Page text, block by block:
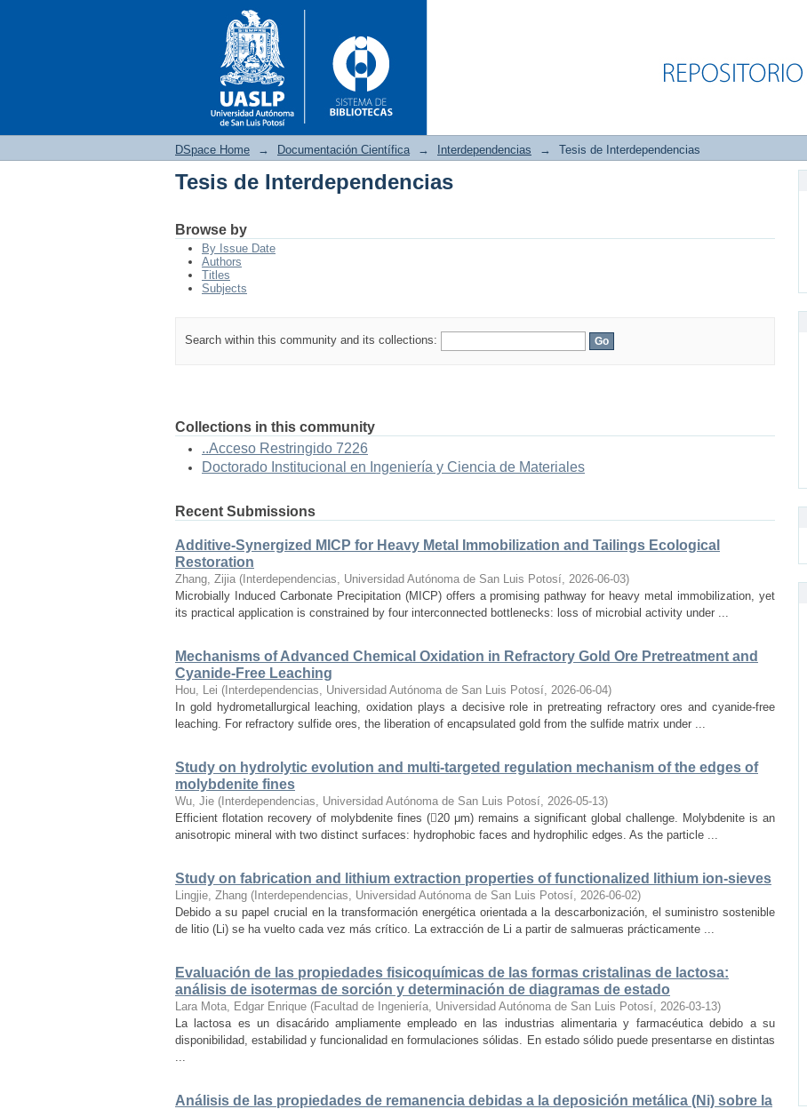
DSpace Home → Documentación Científica → Interdependencias → Tesis de Interdependencias
Tesis de Interdependencias
Browse by
By Issue Date
Authors
Titles
Subjects
Search within this community and its collections:
Collections in this community
..Acceso Restringido 7226
Doctorado Institucional en Ingeniería y Ciencia de Materiales
Recent Submissions
Additive-Synergized MICP for Heavy Metal Immobilization and Tailings Ecological
Restoration
Zhang, Zijia ( Interdependencias, Universidad Autónoma de San Luis Potosí, 2026-06-03)
Microbially Induced Carbonate Precipitation (MICP) offers a promising pathway for heavy metal immobilization, yet
its practical application is constrained by four interconnected bottlenecks: loss of microbial activity under ...
Mechanisms of Advanced Chemical Oxidation in Refractory Gold Ore Pretreatment and
Cyanide-Free Leaching
Hou, Lei ( Interdependencias, Universidad Autónoma de San Luis Potosí, 2026-06-04)
In gold hydrometallurgical leaching, oxidation plays a decisive role in pretreating refractory ores and cyanide-free
leaching. For refractory sulfide ores, the liberation of encapsulated gold from the sulfide matrix under ...
Study on hydrolytic evolution and multi-targeted regulation mechanism of the edges of
molybdenite fines
Wu, Jie ( Interdependencias, Universidad Autónoma de San Luis Potosí, 2026-05-13)
Efficient flotation recovery of molybdenite fines (20 μm) remains a significant global challenge. Molybdenite is an
anisotropic mineral with two distinct surfaces: hydrophobic faces and hydrophilic edges. As the particle ...
Study on fabrication and lithium extraction properties of functionalized lithium ion-sieves
Lingjie, Zhang ( Interdependencias, Universidad Autónoma de San Luis Potosí, 2026-06-02)
Debido a su papel crucial en la transformación energética orientada a la descarbonización, el suministro sostenible
de litio (Li) se ha vuelto cada vez más crítico. La extracción de Li a partir de salmueras prácticamente ...
Evaluación de las propiedades fisicoquímicas de las formas cristalinas de lactosa:
análisis de isotermas de sorción y determinación de diagramas de estado
Lara Mota, Edgar Enrique (Facultad de Ingeniería, Universidad Autónoma de San Luis Potosí, 2026-03-13)
La lactosa es un disacárido ampliamente empleado en las industrias alimentaria y farmacéutica debido a su
disponibilidad, estabilidad y funcionalidad en formulaciones sólidas. En estado sólido puede presentarse en distintas
...
Análisis de las propiedades de remanencia debidas a la deposición metálica (Ni) sobre la